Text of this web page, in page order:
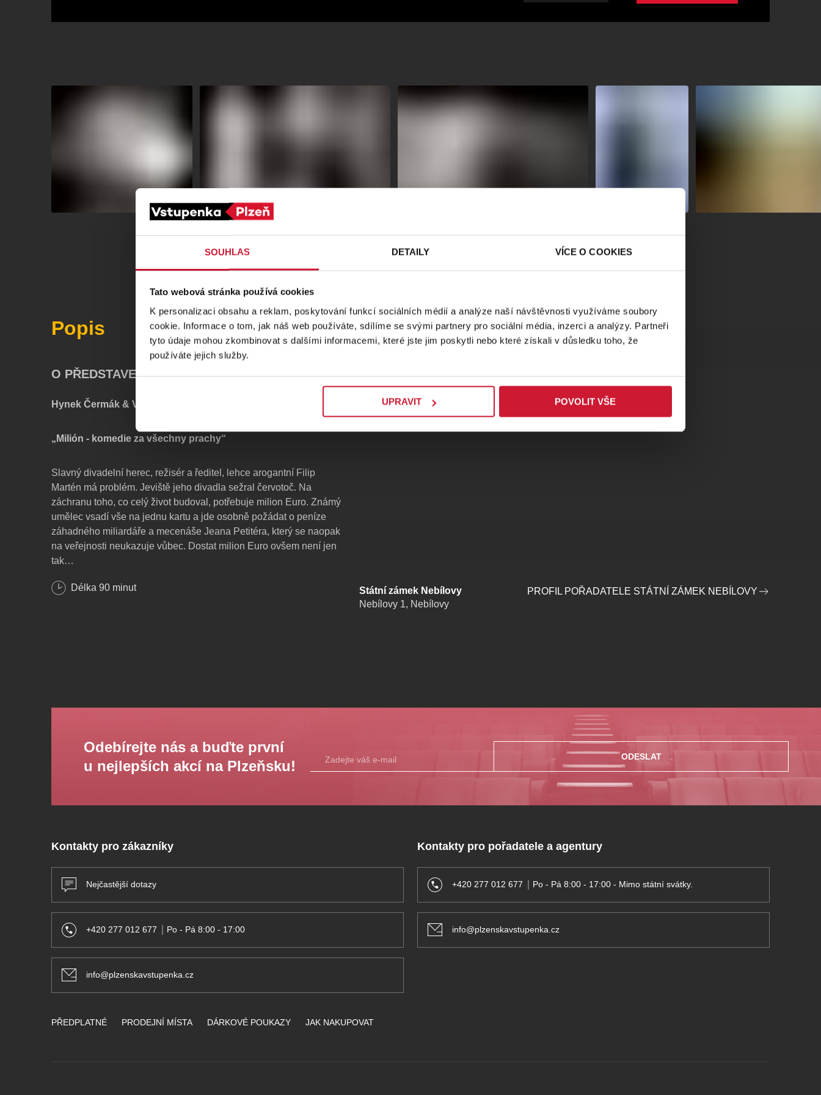
SOUHLAS DETAILY VÍCE O COOKIES
Tato webová stránka používá cookies
K personalizaci obsahu a reklam, poskytování funkcí sociálních médií a analýze naší návštěvnosti využíváme soubory
cookie. Informace o tom, jak náš web používáte, sdílíme se svými partnery pro sociální média, inzerci a analýzy. Partneři
tyto údaje mohou zkombinovat s dalšími informacemi, které jste jim poskytli nebo které získali v důsledku toho, že
používáte jejich služby.
UPRAVIT POVOLIT VŠE
Popis
O PŘEDSTAVENÍ
Hynek Čermák & Vladimír Polívka
„Milión - komedie za všechny prachy“
Slavný divadelní herec, režisér a ředitel, lehce arogantní Filip
Martén má problém. Jeviště jeho divadla sežral červotoč. Na
záchranu toho, co celý život budoval, potřebuje milion Euro. Známý
umělec vsadí vše na jednu kartu a jde osobně požádat o peníze
záhadného miliardáře a mecenáše Jeana Petitéra, který se naopak
na veřejnosti neukazuje vůbec. Dostat milion Euro ovšem není jen
tak…
Jednoaktová komedie pro dva bravurní herce, kteří se neustále
divadle, kterými jsou -Hynek ČermákaVladimír Polívka- a nabízí
Délka 90 minut
Státní zámek Nebílovy
Nebílovy 1, Nebílovy
PROFIL POŘADATELE STÁTNÍ ZÁMEK NEBÍLOVY
Odebírejte nás a buďte první
u nejlepších akcí na Plzeňsku!
ODESLAT
Kontakty pro zákazníky
Nejčastější dotazy
+420 277 012 677 Po - Pá 8:00 - 17:00
info@plzenskavstupenka.cz
Kontakty pro pořadatele a agentury
+420 277 012 677 Po - Pá 8:00 - 17:00 - Mimo státní svátky.
info@plzenskavstupenka.cz
PŘEDPLATNÉ PRODEJNÍ MÍSTA DÁRKOVÉ POUKAZY JAK NAKUPOVAT